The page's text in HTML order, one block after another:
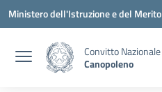
Vai ai contenuti
Vai al menu di navigazione
Vai al footer
Ministero dell'Istruzione e del Merito
Convitto Nazionale
Canopoleno